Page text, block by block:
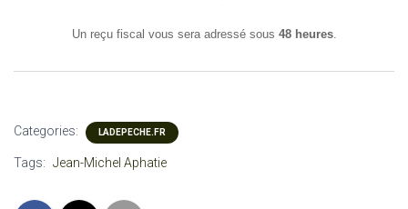
Un reçu fiscal vous sera adressé sous 48 heures.
Categories: LADEPECHE.FR
Tags: Jean-Michel Aphatie